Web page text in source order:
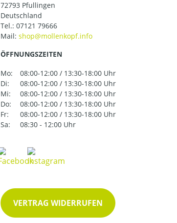
72793 Pfullingen
Deutschland
Tel.: 07121 79666
Mail:
ÖFFNUNGSZEITEN
Mo:
08:00-12:00 / 13:30-18:00 Uhr
Di:
08:00-12:00 / 13:30-18:00 Uhr
Mi:
08:00-12:00 / 13:30-18:00 Uhr
Do:
08:00-12:00 / 13:30-18:00 Uhr
Fr:
08:00-12:00 / 13:30-18:00 Uhr
Sa:
08:30 - 12:00 Uhr
VERTRAG WIDERRUFEN